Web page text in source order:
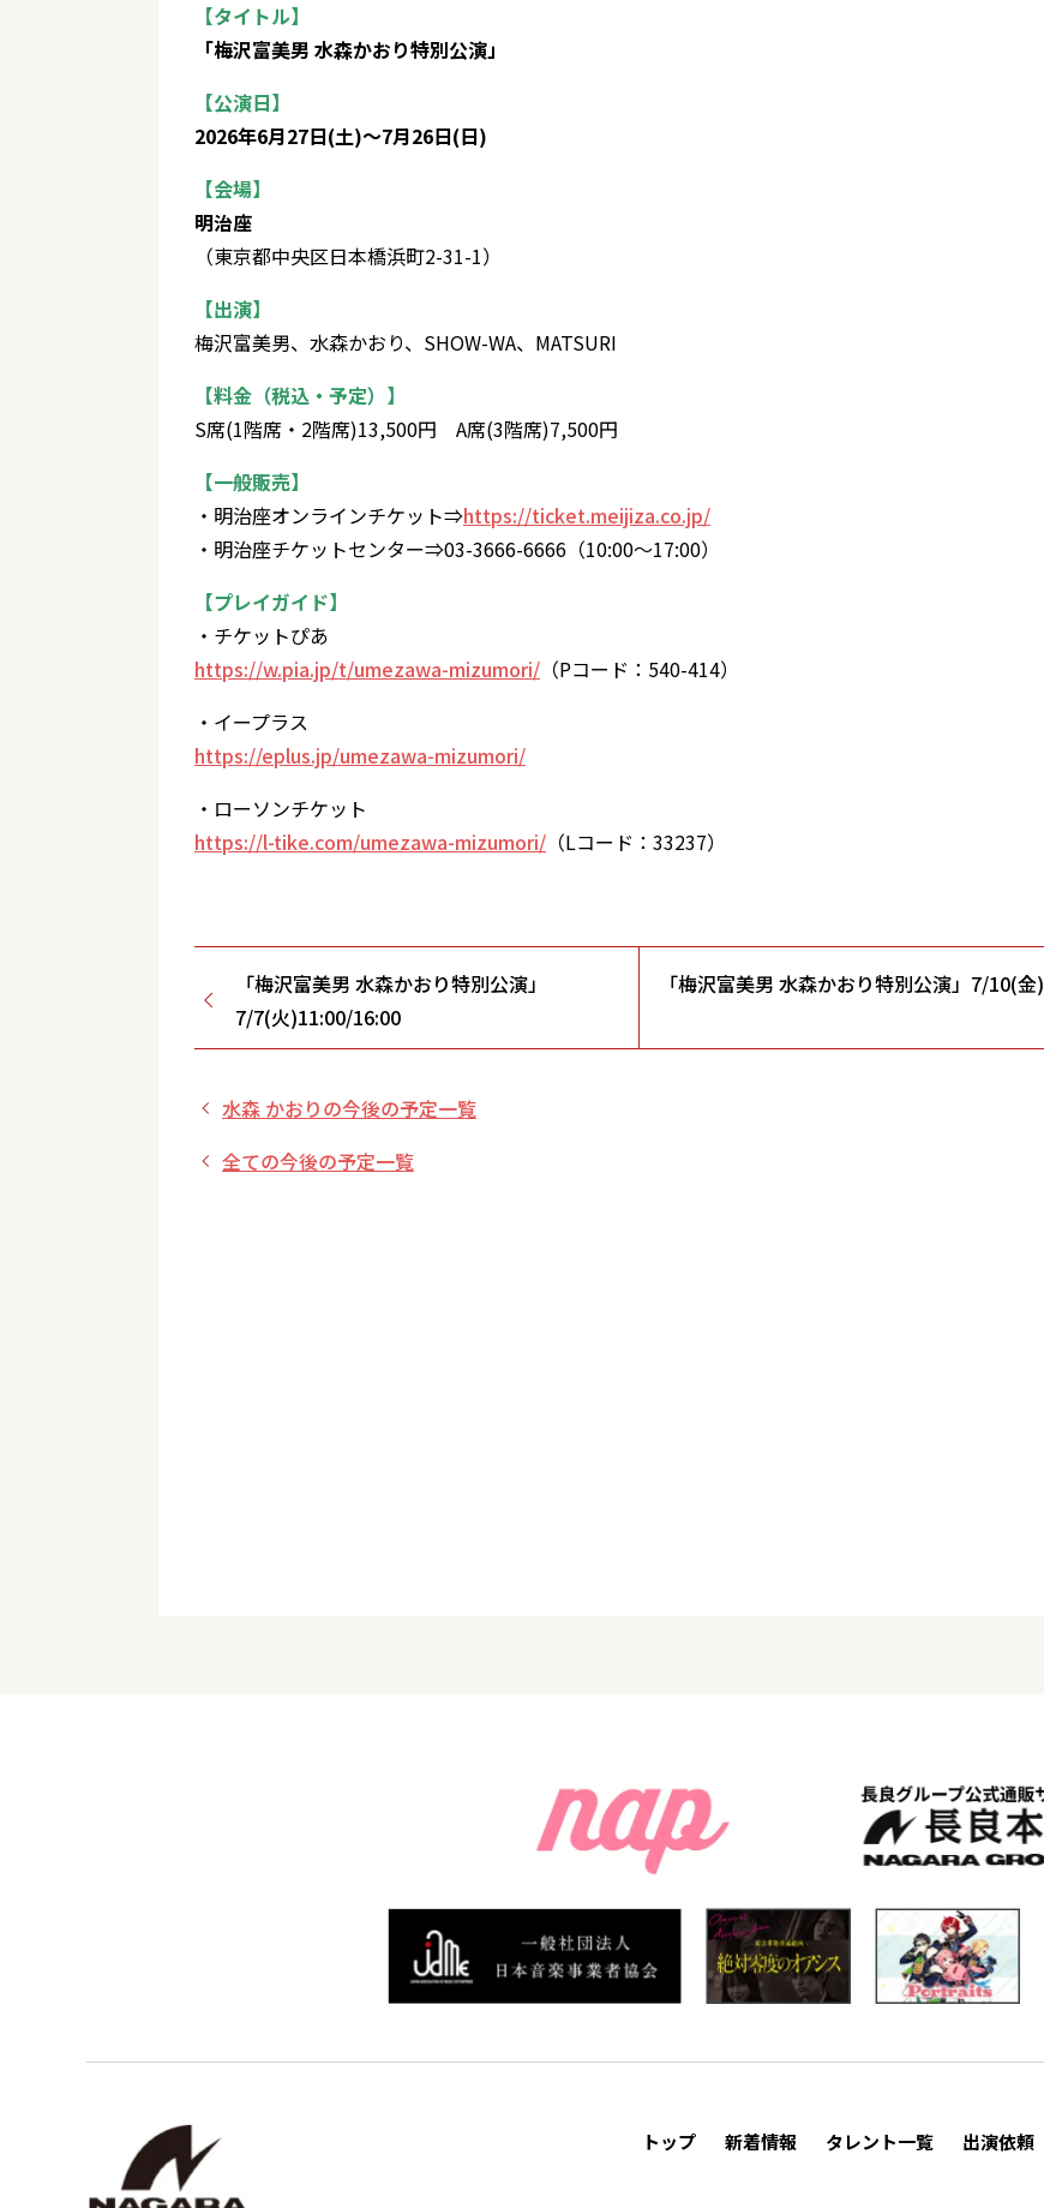
【タイトル】
「梅沢富美男 水森かおり特別公演」
【公演日】
2026年6月27日(土)～7月26日(日)
【会場】
明治座
（東京都中央区日本橋浜町2-31-1）
【出演】
梅沢富美男、水森かおり、SHOW-WA、MATSURI
【料金（税込・予定）】
S席(1階席・2階席)13,500円 A席(3階席)7,500円
【一般販売】
・明治座オンラインチケット⇒https://ticket.meijiza.co.jp/
・明治座チケットセンター⇒03-3666-6666（10:00～17:00）
【プレイガイド】
・チケットぴあ
https://w.pia.jp/t/umezawa-mizumori/ （Pコード：540-414）
・イープラス
https://eplus.jp/umezawa-mizumori/
・ローソンチケット
https://l-tike.com/umezawa-mizumori/ （Lコード：33237）
「梅沢富美男 水森かおり特別公演」
7/7(火)11:00/16:00
「梅沢富美男 水森かおり特別公演」7/10(金)
水森 かおりの今後の予定一覧
全ての今後の予定一覧
トップ 新着情報 タレント一覧 出演依頼